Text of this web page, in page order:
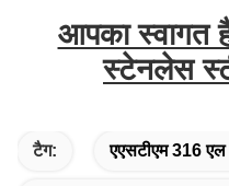
आपका स्वागत है
स्टेनलेस
टैग: एएसटीएम 316